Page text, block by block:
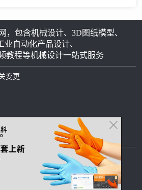
，包含机械设计、3D图纸模型、
业自动化产品设计、
教程等机械设计一站式服务
变更
号-8
号
号